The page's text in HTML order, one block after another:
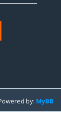
Powered by:MyBB